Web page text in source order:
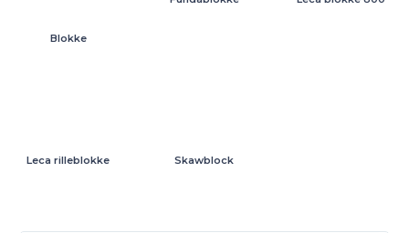
Blokke
Leca rilleblokke Skawblock